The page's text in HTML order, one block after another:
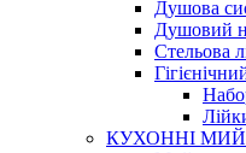
Душова
Душовий
Стельова
КУХОННІ